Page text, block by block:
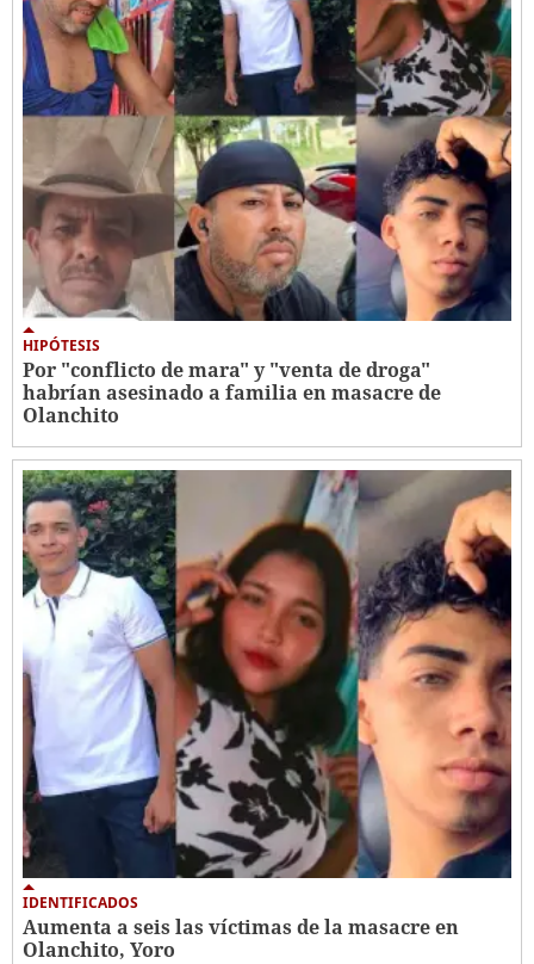
HIPÓTESIS
Por "conflicto de mara" y "venta de droga"
habrían asesinado a familia en masacre de
Olanchito
IDENTIFICADOS
Aumenta a seis las víctimas de la masacre en
Olanchito, Yoro